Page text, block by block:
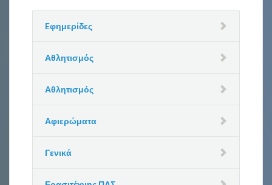
Eφημερίδες
Αθλητισμός
Αθλητισμός
Αφιερώματα
Γενικά